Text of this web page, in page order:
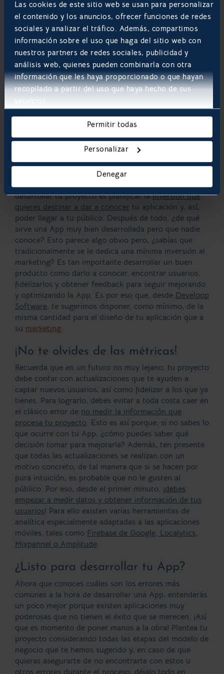
Las cookies de este sitio web se usan para personalizar
el contenido y los anuncios, ofrecer funciones de redes
sociales y analizar el tráfico. Además, compartimos
información sobre el uso que haga del sitio web con
nuestros partners de redes sociales, publicidad y
análisis web, quienes pueden combinarla con otra
información que les haya proporcionado o que hayan
recopilado a partir del uso que haya hecho de sus
servicios.
Permitir todas
Personalizar
Denegar
gestos y menús propios de cada sistema operativo
móvil. De esta manera, aprovecharás medios que los
usuarios ya conocen y la App se integrará
perfectamente en una interfaz muy utilizada. ¡Tus
futuros usuarios te lo agradecerán!
¡Recuerda el Marketing!
Un aspecto clave que debes tener en cuenta antes de
desarrollar tu proyecto es planificar lainversión que
quieres destinar a dar a conocer tu aplicación y, así,
poder llegar a tu público. Después de todo, ¿de qué
sirve una App muy bien desarrollada pero que nadie
conoce? Esto parece algo obvio pero, ¿sabías que
tradicionalmente se le dedica una mínima inversión al
marketing? Es tan importante desarrollar un buen
producto como darlo a conocer, encontrar usuarios,
fidelizarlos y obtener feedback para seguir mejorando
y optimizando la App. Es por eso que, desde Develoop
Software, te sugerimos disponer, como mínimo, de la
misma cantidad para el diseño de tu aplicación que a
su marketing.
¡No te olvides de las métricas!
Recuerda que en un futuro no muy lejano, tu proyecto
debe contar con actualizaciones que te ayuden a
captar nuevos usuarios, así como fidelizar a los que ya
tienes. Para lograrlo, debes evitar a toda costa caer en
el clásico error de no medir la información que
procesa tu proyecto. Esto es así porque, si no sabes lo
que ocurre con tu App, ¿cómo puedes saber qué
decisión tomar para mejorarla? Además, ten presente
que todas las actualizaciones se realizan con un
motivo concreto, de tal manera que si se hacen por
pura intuición, es probable que no le gusten al
público. Por eso, desde el primer minuto, ¡debes
empezar a medir datos y obtener información de tus
usuarios! Para ello existen varias herramientas de
analítica especialmente adaptadas a las aplicaciones
móviles, tales como Firebase de Google, Localytics,
Mixpannel o Amplitude.
¿Listo para desarrollar tu App?
Ahora que conoces cuáles son los errores más
comunes a la hora de desarrollar una App, entenderás
un poco mejor porque existen aplicaciones muy
poderosas que no tienen el éxito que se merecen. ¡Así
que es momento de poner manos a la obra! Plantea tu
proyecto considerando todas las etapas del modelo de
negocio que te hemos sugerido y, en caso de que
quieras asegurarte de no encontrarte con estos u
otros errores durante el proceso, déjalo todo en